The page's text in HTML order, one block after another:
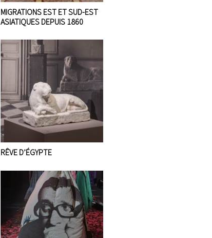
MIGRATIONS EST ET SUD-EST
ASIATIQUES DEPUIS 1860
RÊVE D’ÉGYPTE